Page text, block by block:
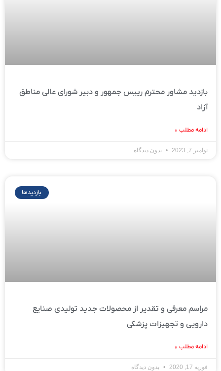
بازدید مشاور محترم رییس جمهور و دبیر شورای عالی مناطق
آزاد
ادامه مطلب »
نوامبر 7, 2023 بدون دیدگاه
بازدیدها
مراسم معرفی و تقدیر از محصولات جدید تولیدی صنایع
دارویی و تجهیزات پزشکی
ادامه مطلب »
فوریه 17, 2020 بدون دیدگاه